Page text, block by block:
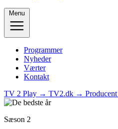
Menu
Programmer
Nyheder
Værter
Kontakt
TV 2 Play → TV2.dk →
Sæson 2